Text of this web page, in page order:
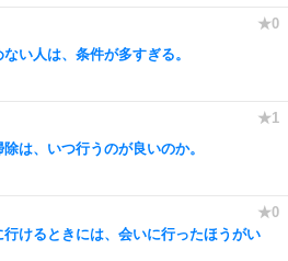
い人は、条件が多すぎる。
は、いつ行うのが良いのか。
行けるときには、会いに行ったほうがい